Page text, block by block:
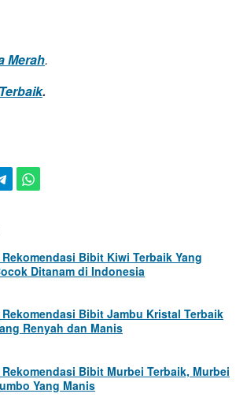
Merah.
.
Rekomendasi Bibit Kiwi Terbaik Yang
Ditanam di Indonesia
Rekomendasi Bibit Jambu Kristal Terbaik
Renyah dan Manis
Rekomendasi Bibit Murbei Terbaik, Murbei
Yang Manis